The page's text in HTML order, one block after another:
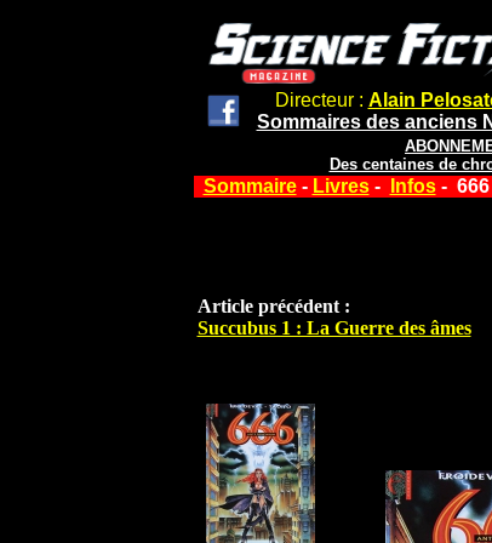
Directeur : Alain
Sommaires des anciens
Des centaines de
Sommaire- Livres- Infos- 666
Article précédent :
Succubus 1 : La Guerre des âmes